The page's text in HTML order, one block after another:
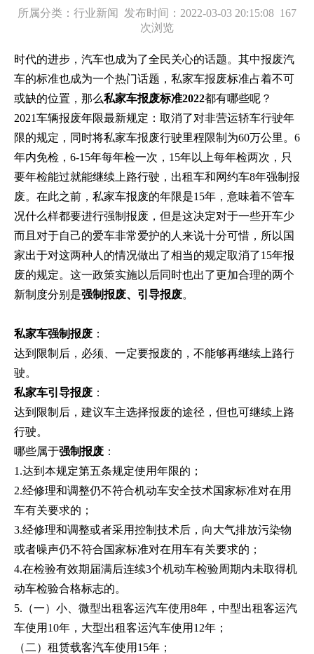
所属分类：行业新闻 发布时间：2022-03-03 20:15:08 167
次浏览
时代的进步，汽车也成为了全民关心的话题。其中报废汽
车的标准也成为一个热门话题，私家车报废标准占着不可
或缺的位置，那么私家车报废标准2022都有哪些呢？
2021车辆报废年限最新规定：取消了对非营运轿车行驶年
限的规定，同时将私家车报废行驶里程限制为60万公里。6
年内免检，6-15年每年检一次，15年以上每年检两次，只
要年检能过就能继续上路行驶，出租车和网约车8年强制报
废。在此之前，私家车报废的年限是15年，意味着不管车
况什么样都要进行强制报废，但是这决定对于一些开车少
而且对于自己的爱车非常爱护的人来说十分可惜，所以国
家出于对这两种人的情况做出了相当的规定取消了15年报
废的规定。这一政策实施以后同时也出了更加合理的两个
新制度分别是强制报废、引导报废。
私家车强制报废 ：
达到限制后，必须、一定要报废的，不能够再继续上路行
驶。
私家车引导报废 ：
达到限制后，建议车主选择报废的途径，但也可继续上路
行驶。
哪些属于强制报废 ：
1.达到本规定第五条规定使用年限的；
2.经修理和调整仍不符合机动车安全技术国家标准对在用
车有关要求的；
3.经修理和调整或者采用控制技术后，向大气排放污染物
或者噪声仍不符合国家标准对在用车有关要求的；
4.在检验有效期届满后连续3个机动车检验周期内未取得机
动车检验合格标志的。
5.（一）小、微型出租客运汽车使用8年，中型出租客运汽
车使用10年，大型出租客运汽车使用12年；
（二）租赁载客汽车使用15年；